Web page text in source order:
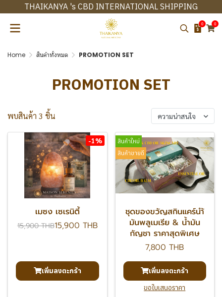
THAIKANYA 's CBD INTERNATIONAL SHIPPING
0 0
Home สินค้าทั้งหมด PROMOTION SET
PROMOTION SET
พบสินค้า 3 ชิ้น ความน่าสนใจ
-1%
เมซง เซเรนิตี้
15,900 THB15,900 THB
เพิ่มลงตะกร้า
สินค้าใหม่
สินค้าขายดี
ชุดของขวัญสกินแคร์นำ้
มันพลูเมเรีย & น้ำมัน
กัญชา ราคาสุดพิเศษ
7,800 THB
เพิ่มลงตะกร้า
ขอใบเสนอราคา